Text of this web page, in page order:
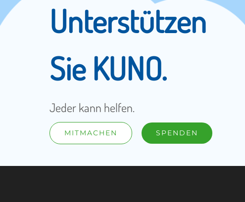
Unterstützen
Sie KUNO.
Jeder kann helfen.
MITMACHEN SPENDEN